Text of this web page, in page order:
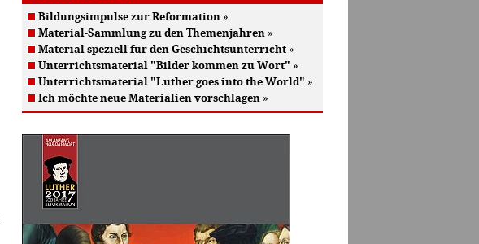
Bildungsimpulse zur Reformation »
Material-Sammlung zu den Themenjahren »
Material speziell für den Geschichtsunterricht »
Unterrichtsmaterial "Bilder kommen zu Wort" »
Unterrichtsmaterial "Luther goes into the World" »
Ich möchte neue Materialien vorschlagen »